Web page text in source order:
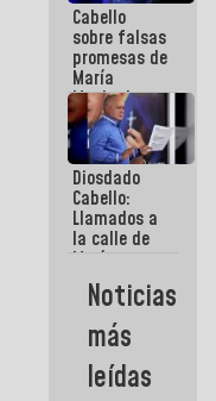
sólida de
Venezuela
Cabello
sobre falsas
promesas de
María
Machado:
¿Quién le
puede creer?
¿Y la gente
que ella iba
a salvar en
La Guaira?
Diosdado
Cabello:
Llamados a
la calle de
María
Machado se
estrellaron
de frente
contra el
Pueblo
Noticias
más
leídas